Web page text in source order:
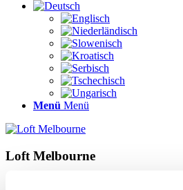
Menü Menü
Loft Melbourne